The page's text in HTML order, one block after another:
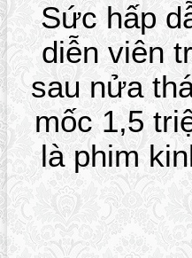
Sức hấp
diễn viên
sau nửa
mốc 1,5
là phim